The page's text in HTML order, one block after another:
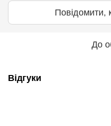
Повідомити,
До
Відгуки